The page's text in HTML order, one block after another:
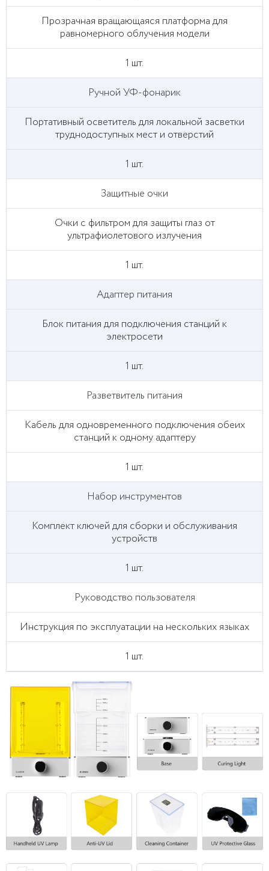
Прозрачная вращающаяся платформа для
равномерного облучения модели
1 шт.
Ручной УФ-фонарик
Портативный осветитель для локальной засветки
труднодоступных мест и отверстий
1 шт.
Защитные очки
Очки с фильтром для защиты глаз от
ультрафиолетового излучения
1 шт.
Адаптер питания
Блок питания для подключения станций к
электросети
1 шт.
Разветвитель питания
Кабель для одновременного подключения обеих
станций к одному адаптеру
1 шт.
Набор инструментов
Комплект ключей для сборки и обслуживания
устройств
1 шт.
Руководство пользователя
Инструкция по эксплуатации на нескольких языках
1 шт.